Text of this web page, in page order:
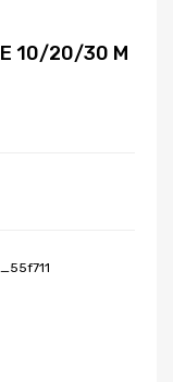
10/20/30 M